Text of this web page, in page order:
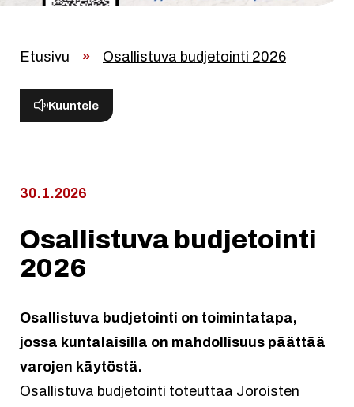
Etusivu » Osallistuva budjetointi 2026
Kuuntele
30.1.2026
Osallistuva budjetointi
2026
Osallistuva budjetointi on toimintatapa,
jossa kuntalaisilla on mahdollisuus päättää
varojen käytöstä.
Osallistuva budjetointi toteuttaa Joroisten